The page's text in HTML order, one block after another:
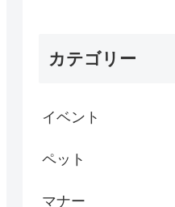
カテゴリー
イベント
ペット
マナー